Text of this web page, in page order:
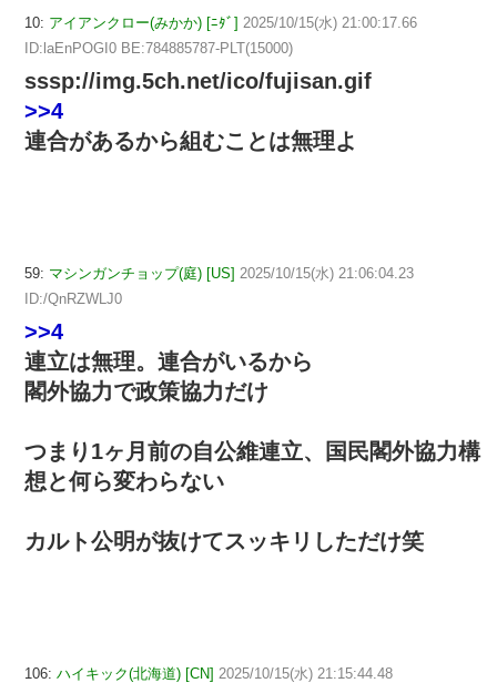
10: アイアンクロー(みかか) [ﾆﾀﾞ] 2025/10/15(水) 21:00:17.66
ID:laEnPOGI0 BE:784885787-PLT(15000)
sssp://img.5ch.net/ico/fujisan.gif
>>4
連合があるから組むことは無理よ
59: マシンガンチョップ(庭) [US] 2025/10/15(水) 21:06:04.23
ID:/QnRZWLJ0
>>4
連立は無理。連合がいるから
閣外協力で政策協力だけ
つまり1ヶ月前の自公維連立、国民閣外協力構
想と何ら変わらない
カルト公明が抜けてスッキリしただけ笑
106: ハイキック(北海道) [CN] 2025/10/15(水) 21:15:44.48